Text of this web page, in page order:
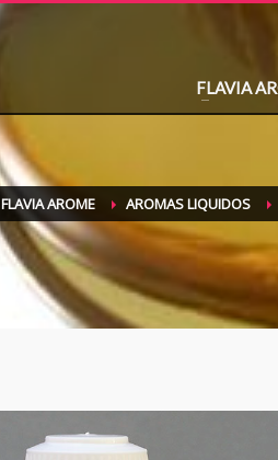
FLAVIA
FLAVIA AROME AROMAS LIQUIDOS